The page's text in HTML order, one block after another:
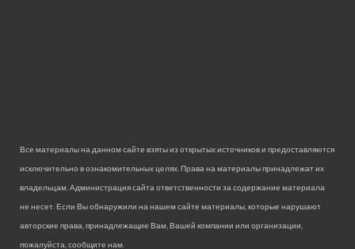
Все материалы на данном сайте взяты из открытых источников и предоставляются
исключительно в ознакомительных целях. Права на материалы принадлежат их
владельцам. Администрация сайта ответственности за содержание материала
не несет. Если Вы обнаружили на нашем сайте материалы, которые нарушают
авторские права, принадлежащие Вам, Вашей компании или организации,
пожалуйста, сообщите нам.